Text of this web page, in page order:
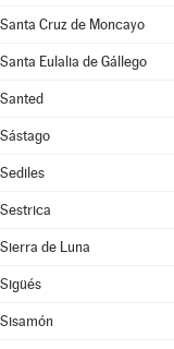
Santa Cruz de Moncayo
Santa Eulalia de Gállego
Santed
Sástago
Sediles
Sestrica
Sierra de Luna
Sigüés
Sisamón